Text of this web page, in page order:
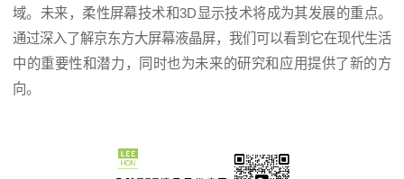
域。未来，柔性屏幕技术和3D显示技术将成为其发展的重点。
通过深入了解京东方大屏幕液晶屏，我们可以看到它在现代生活
中的重要性和潜力，同时也为未来的研究和应用提供了新的方
向。